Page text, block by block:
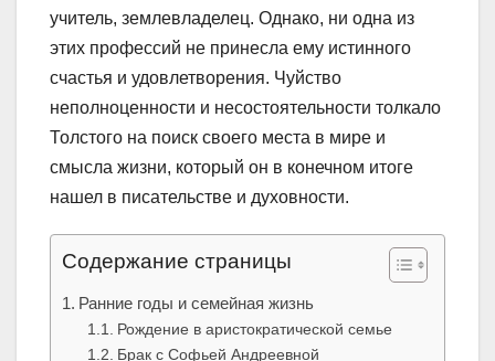
учитель, землевладелец. Однако, ни одна из
этих профессий не принесла ему истинного
счастья и удовлетворения. Чуйство
неполноценности и несостоятельности толкало
Толстого на поиск своего места в мире и
смысла жизни, который он в конечном итоге
нашел в писательстве и духовности.
Содержание страницы
Ранние годы и семейная жизнь
Рождение в аристократической семье
Брак с Софьей Андреевной